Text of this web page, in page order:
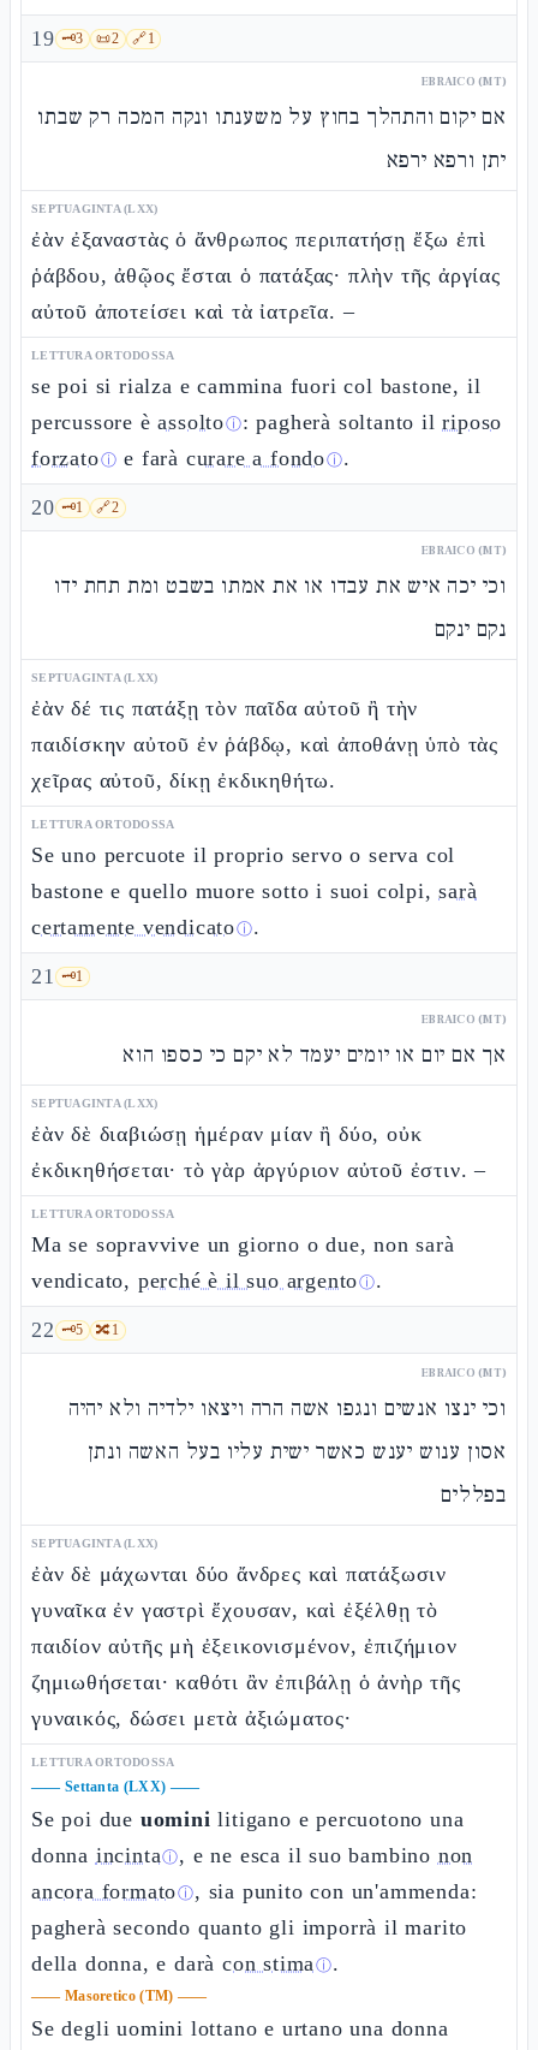
19 🗝️3 📜2 🔗1
EBRAICO (MT)
אם יקום והתהלך בחוץ על משענתו ונקה המכה רק שבתו
יתן ורפא ירפא
SEPTUAGINTA (LXX)
ἐὰν ἐξαναστὰς ὁ ἄνθρωπος περιπατήσῃ ἔξω ἐπὶ
ῥάβδου, ἀθῷος ἔσται ὁ πατάξας· πλὴν τῆς ἀργίας
αὐτοῦ ἀποτείσει καὶ τὰ ἰατρεῖα. –
LETTURA ORTODOSSA
se poi si rialza e cammina fuori col bastone, il
percussore èassoltoⓘ: pagherà soltanto ilriposo
forzatoⓘ e farà curare a fondoⓘ.
20 🗝️1 🔗2
EBRAICO (MT)
וכי יכה איש את עבדו או את אמתו בשבט ומת תחת ידו
נקם ינקם
SEPTUAGINTA (LXX)
ἐὰν δέ τις πατάξῃ τὸν παῖδα αὐτοῦ ἢ τὴν
παιδίσκην αὐτοῦ ἐν ῥάβδῳ, καὶ ἀποθάνῃ ὑπὸ τὰς
χεῖρας αὐτοῦ, δίκῃ ἐκδικηθήτω.
LETTURA ORTODOSSA
Se uno percuote il proprio servo o serva col
bastone e quello muore sotto i suoi colpi,sarà
certamente vendicatoⓘ.
21 🗝️1
EBRAICO (MT)
אך אם יום או יומים יעמד לא יקם כי כספו הוא
SEPTUAGINTA (LXX)
ἐὰν δὲ διαβιώσῃ ἡμέραν μίαν ἢ δύο, οὐκ
ἐκδικηθήσεται· τὸ γὰρ ἀργύριον αὐτοῦ ἐστιν. –
LETTURA ORTODOSSA
Ma se sopravvive un giorno o due, non sarà
vendicato, perché è il suo argentoⓘ.
22 🗝️5 🔀1
EBRAICO (MT)
וכי ינצו אנשים ונגפו אשה הרה ויצאו ילדיה ולא יהיה
אסון ענוש יענש כאשר ישית עליו בעל האשה ונתן
בפללים
SEPTUAGINTA (LXX)
ἐὰν δὲ μάχωνται δύο ἄνδρες καὶ πατάξωσιν
γυναῖκα ἐν γαστρὶ ἔχουσαν, καὶ ἐξέλθῃ τὸ
παιδίον αὐτῆς μὴ ἐξεικονισμένον, ἐπιζήμιον
ζημιωθήσεται· καθότι ἂν ἐπιβάλῃ ὁ ἀνὴρ τῆς
γυναικός, δώσει μετὰ ἀξιώματος·
LETTURA ORTODOSSA
—— Settanta (LXX) ——
Se poi due uomini litigano e percuotono una
donna incintaⓘ, e ne esca il suo bambino non
ancora formatoⓘ, sia punito con un'ammenda:
pagherà secondo quanto gli imporrà il marito
della donna, e daràcon stimaⓘ.
—— Masoretico (TM) ——
Se degli uomini lottano e urtano una donna